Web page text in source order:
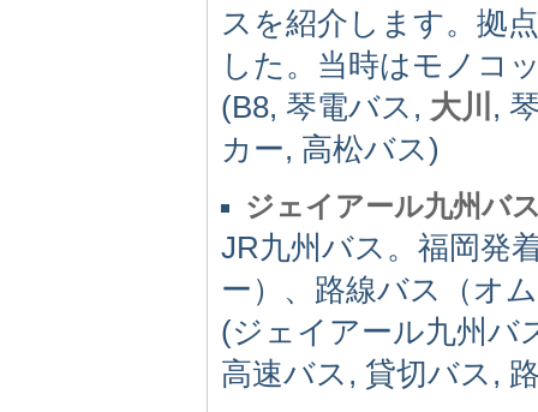
スを紹介します。拠
した。当時はモノコ
(B8, 琴電バス, 大川 ,
カー, 高松バス)
ジェイアール九州バ
JR九州バス。福岡発
ー）、路線バス（オ
(ジェイアール九州バ
高速バス, 貸切バス,